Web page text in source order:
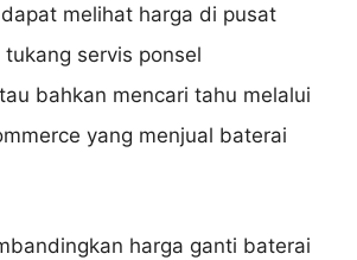
melihat harga di pusat
servis ponsel
bahkan mencari tahu melalui
yang menjual baterai
harga ganti baterai